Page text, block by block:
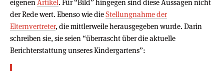
eigenenArtikel. Für “Bild” hingegen sind diese Aussagen nicht
der Rede wert. Ebenso wie dieStellungnahme der
Elternvertreter, die mittlerweile herausgegeben wurde. Darin
schreiben sie, sie seien “überrascht über die aktuelle
Berichterstattung unseres Kindergartens”: